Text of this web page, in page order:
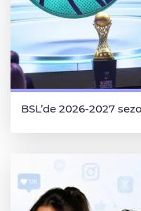
BSL’de 2026-2027